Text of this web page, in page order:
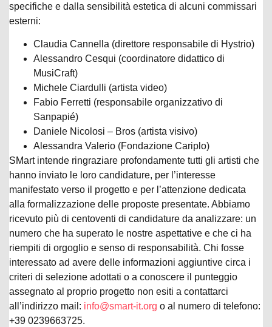
specifiche e dalla sensibilità estetica di alcuni commissari
esterni:
Claudia Cannella (direttore responsabile di Hystrio)
Alessandro Cesqui (coordinatore didattico di
MusiCraft)
Michele Ciardulli (artista video)
Fabio Ferretti (responsabile organizzativo di
Sanpapié)
Daniele Nicolosi – Bros (artista visivo)
Alessandra Valerio (Fondazione Cariplo)
SMart intende ringraziare profondamente tutti gli artisti che
hanno inviato le loro candidature, per l’interesse
manifestato verso il progetto e per l’attenzione dedicata
alla formalizzazione delle proposte presentate. Abbiamo
ricevuto più di centoventi di candidature da analizzare: un
numero che ha superato le nostre aspettative e che ci ha
riempiti di orgoglio e senso di responsabilità. Chi fosse
interessato ad avere delle informazioni aggiuntive circa i
criteri di selezione adottati o a conoscere il punteggio
assegnato al proprio progetto non esiti a contattarci
all’indirizzo mail: info@smart-it.org o al numero di telefono:
+39 0239663725.